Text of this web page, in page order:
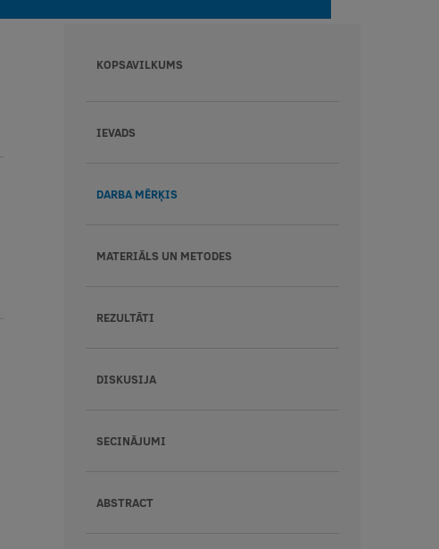
KOPSAVILKUMS
IEVADS
DARBA MĒRĶIS
MATERIĀLS UN METODES
REZULTĀTI
DISKUSIJA
SECINĀJUMI
ABSTRACT